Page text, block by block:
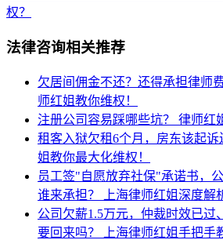
权？
法律咨询相关推荐
欠居间佣金不还？还得承担律师
师红姐教你维权！
注册公司容易踩哪些坑？ 律师红
租客入狱欠租6个月，房东该起诉
姐教你最大化维权！
员工签"自愿放弃社保"承诺书，
谁来承担？
上海律师红姐深度解
公司欠薪1.5万元，仲裁时效已过
要回来吗？
上海律师红姐手把手